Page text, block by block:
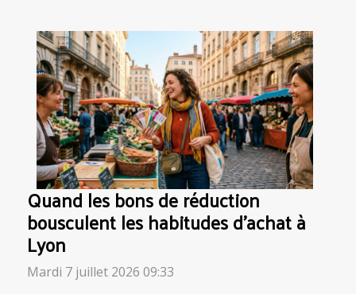
Quand les bons de réduction
bousculent les habitudes d’achat à
Lyon
Mardi 7 juillet 2026 09:33